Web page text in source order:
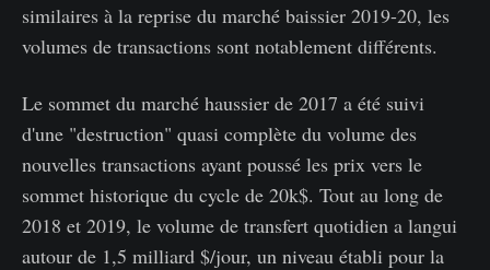
similaires à la reprise du marché baissier 2019-20, les
volumes de transactions sont notablement différents.
Le sommet du marché haussier de 2017 a été suivi
d'une "destruction" quasi complète du volume des
nouvelles transactions ayant poussé les prix vers le
sommet historique du cycle de 20k$. Tout au long de
2018 et 2019, le volume de transfert quotidien a langui
autour de 1,5 milliard $/jour, un niveau établi pour la